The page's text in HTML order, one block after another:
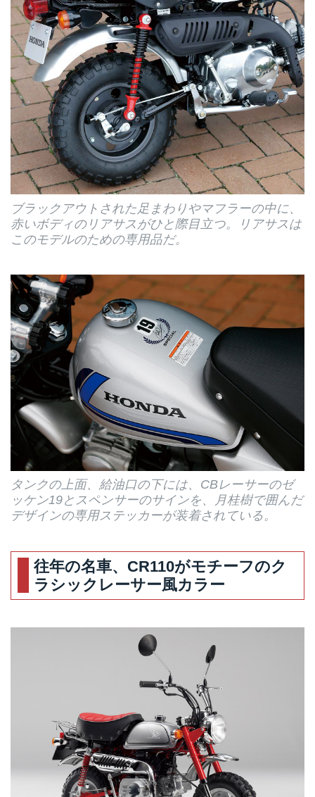
ブラックアウトされた足まわりやマフラーの中に、
赤いボディのリアサスがひと際目立つ。リアサスは
このモデルのための専用品だ。
タンクの上面、給油口の下には、CBレーサーのゼ
ッケン19とスペンサーのサインを、月桂樹で囲んだ
デザインの専用ステッカーが装着されている。
往年の名車、CR110がモチーフのク
ラシックレーサー風カラー